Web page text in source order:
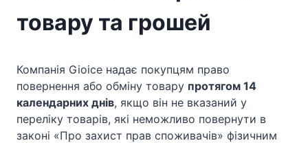
товару та грошей
Компанія Gioice надає покупцям право
повернення або обміну товару протягом 14
календарних днів, якщо він не вказаний у
переліку товарів, які неможливо повернути в
законі «Про захист прав споживачів» фізичним